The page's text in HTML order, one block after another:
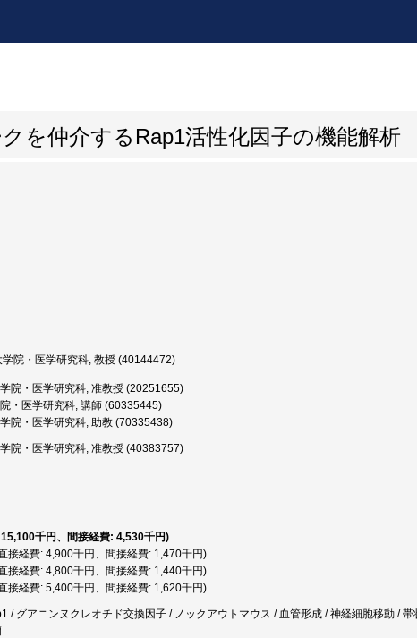
を仲介するRap1活性化因子の機能解析
学院・医学研究科, 教授 (40144472)
院・医学研究科, 准教授 (20251655)
・医学研究科, 講師 (60335445)
院・医学研究科, 助教 (70335438)
院・医学研究科, 准教授 (40383757)
千円、間接経費: 4,530千円)
接経費: 4,900千円、間接経費: 1,470千円)
接経費: 4,800千円、間接経費: 1,440千円)
接経費: 5,400千円、間接経費: 1,620千円)
/ グアニンヌクレオチド交換因子 / ノックアウトマウス / 血管形成 / 神経細胞移動 /